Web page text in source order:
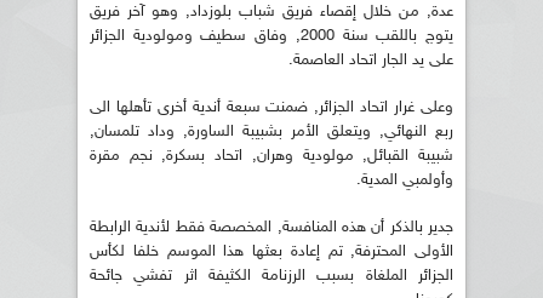
عدة, من خلال إقصاء فريق شباب بلوزداد, وهو آخر فريق
يتوج باللقب سنة 2000, وفاق سطيف ومولودية الجزائر
على يد الجار اتحاد العاصمة.
وعلى غرار اتحاد الجزائر, ضمنت سبعة أندية أخرى تأهلها الى
ربع النهائي, ويتعلق الأمر بشبيبة الساورة, وداد تلمسان,
شبيبة القبائل, مولودية وهران, اتحاد بسكرة, نجم مقرة
وأولمبي المدية.
جدير بالذكر أن هذه المنافسة, المخصصة فقط لأندية الرابطة
الأولى المحترفة, تم إعادة بعثها هذا الموسم خلفا لكأس
الجزائر الملغاة بسبب الرزنامة الكثيفة اثر تفشي جائحة